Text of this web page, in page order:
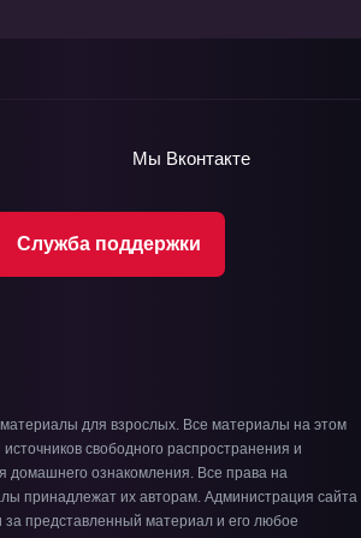
Служба поддержки
Мы Вконтакте
для взрослых. Все материалы на этом
свободного распространения и
домашнего ознакомления. Все права на
принадлежат их авторам. Администрация сайта
за представленный материал и его любое